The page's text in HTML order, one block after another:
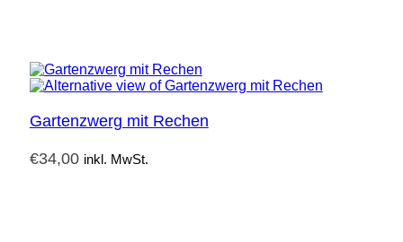
Gartenzwerg mit Rechen
€34,00 inkl. MwSt.